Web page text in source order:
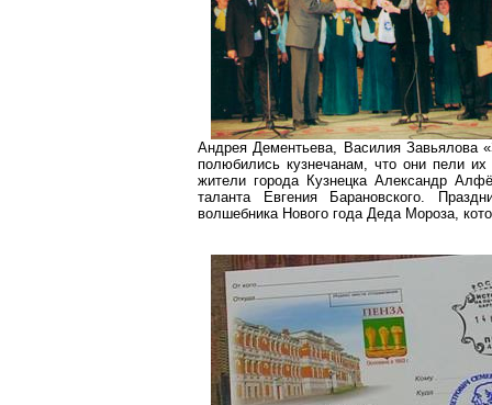
Андрея Дементьева, Василия Завьялова
полюбилиськузнечанам, что они пели их
жители города Кузнецка Александр
таланта Евгения Барановского.
волшебника Нового года Деда Мороза,